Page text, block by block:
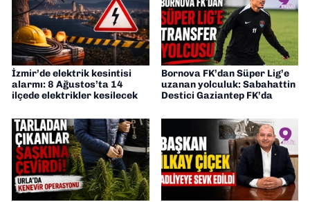
İzmir’de elektrik kesintisi
alarmı: 8 Ağustos’ta 14
ilçede elektrikler kesilecek
Bornova FK’dan Süper Lig’e
uzanan yolculuk: Sabahattin
Destici Gaziantep FK’da